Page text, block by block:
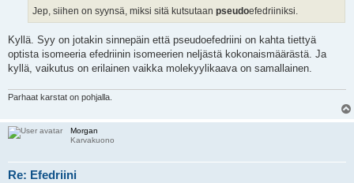
Jep, siihen on syynsä, miksi sitä kutsutaan pseudoefedriiniksi.
Kyllä. Syy on jotakin sinnepäin että pseudoefedriini on kahta tiettyä
optista isomeeria efedriinin isomeerien neljästä kokonaismäärästä. Ja
kyllä, vaikutus on erilainen vaikka molekyylikaava on samallainen.
Parhaat karstat on pohjalla.
Morgan
Karvakuono
Re: Efedriini